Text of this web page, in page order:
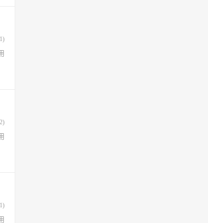
1)
2)
1)